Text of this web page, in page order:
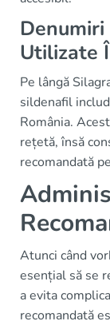
Utilizate
Pe lângă
sildenafil
România.
rețetă, însă
recomandată
Atunci când
esențial să se
a evita
recomandată